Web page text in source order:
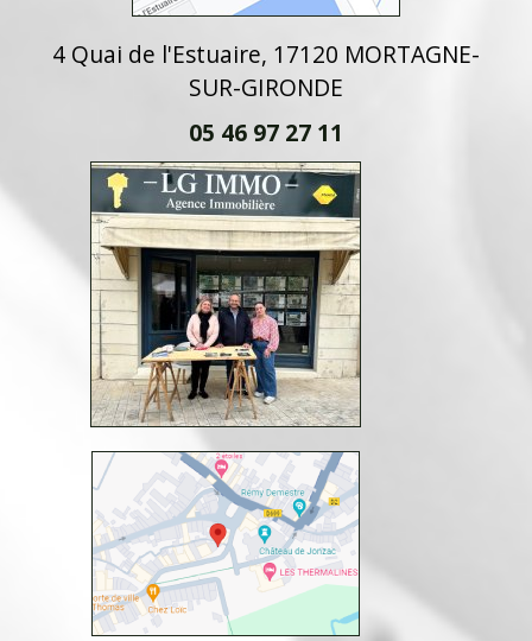
4 Quai de l'Estuaire, 17120 MORTAGNE-
SUR-GIRONDE
05 46 97 27 11